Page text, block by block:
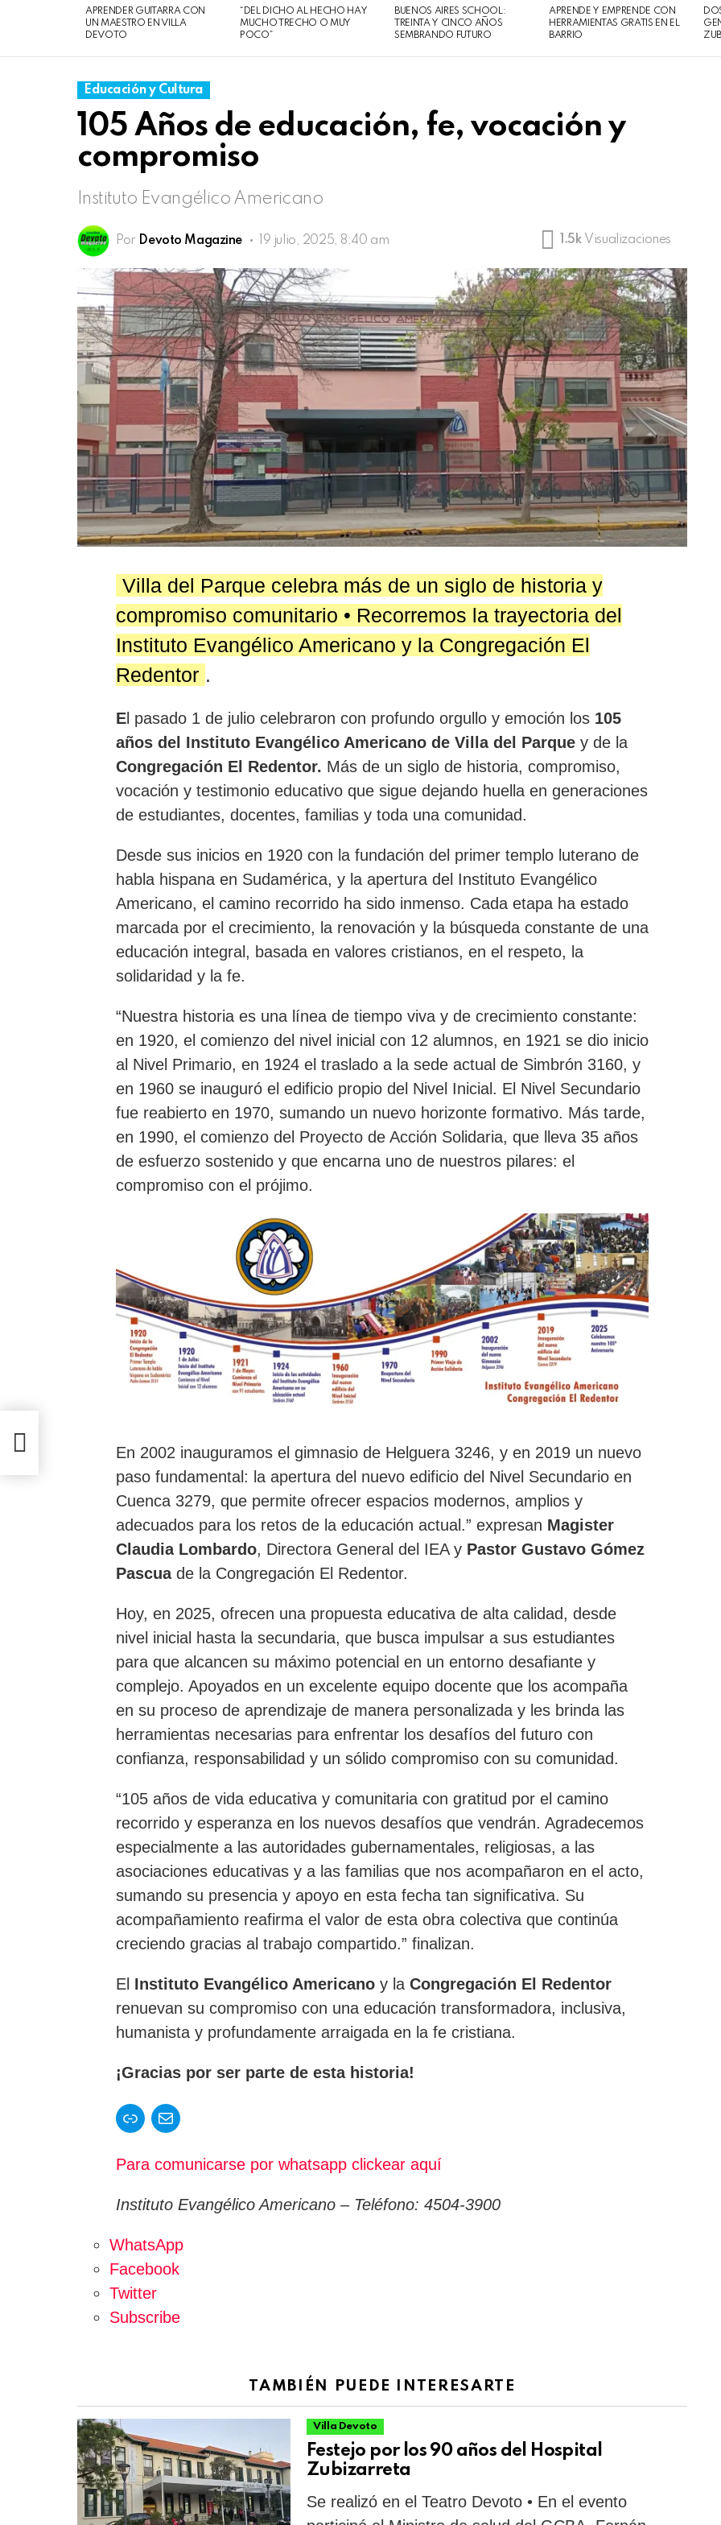
APRENDER GUITARRA CON
UN MAESTRO EN VILLA
DEVOTO
“DEL DICHO AL HECHO HAY
MUCHO TRECHO O MUY
POCO”
BUENOS AIRES SCHOOL:
TREINTA Y CINCO AÑOS
SEMBRANDO FUTURO
APRENDE Y EMPRENDE CON
HERRAMIENTAS GRATIS EN EL
BARRIO
Educación y Cultura
105 Años de educación, fe, vocación y
compromiso
Instituto Evangélico Americano
Por Devoto Magazine 19 julio, 2025, 8:40 am 1.5k Visualizaciones
Villa del Parque celebra más de un siglo de historia y
compromiso comunitario • Recorremos la trayectoria del
Instituto Evangélico Americano y la Congregación El
Redentor .
El pasado 1 de julio celebraron con profundo orgullo y emoción los 105
años del Instituto Evangélico Americano de Villa del Parque y de la
Congregación El Redentor. Más de un siglo de historia, compromiso,
vocación y testimonio educativo que sigue dejando huella en generaciones
de estudiantes, docentes, familias y toda una comunidad.
Desde sus inicios en 1920 con la fundación del primer templo luterano de
habla hispana en Sudamérica, y la apertura del Instituto Evangélico
Americano, el camino recorrido ha sido inmenso. Cada etapa ha estado
marcada por el crecimiento, la renovación y la búsqueda constante de una
educación integral, basada en valores cristianos, en el respeto, la
solidaridad y la fe.
“Nuestra historia es una línea de tiempo viva y de crecimiento constante:
en 1920, el comienzo del nivel inicial con 12 alumnos, en 1921 se dio inicio
al Nivel Primario, en 1924 el traslado a la sede actual de Simbrón 3160, y
en 1960 se inauguró el edificio propio del Nivel Inicial. El Nivel Secundario
fue reabierto en 1970, sumando un nuevo horizonte formativo. Más tarde,
en 1990, el comienzo del Proyecto de Acción Solidaria, que lleva 35 años
de esfuerzo sostenido y que encarna uno de nuestros pilares: el
compromiso con el prójimo.
En 2002 inauguramos el gimnasio de Helguera 3246, y en 2019 un nuevo
paso fundamental: la apertura del nuevo edificio del Nivel Secundario en
Cuenca 3279, que permite ofrecer espacios modernos, amplios y
adecuados para los retos de la educación actual.” expresan Magister
Claudia Lombardo, Directora General del IEA y Pastor Gustavo Gómez
Pascua de la Congregación El Redentor.
Hoy, en 2025, ofrecen una propuesta educativa de alta calidad, desde
nivel inicial hasta la secundaria, que busca impulsar a sus estudiantes
para que alcancen su máximo potencial en un entorno desafiante y
complejo. Apoyados en un excelente equipo docente que los acompaña
en su proceso de aprendizaje de manera personalizada y les brinda las
herramientas necesarias para enfrentar los desafíos del futuro con
confianza, responsabilidad y un sólido compromiso con su comunidad.
“105 años de vida educativa y comunitaria con gratitud por el camino
recorrido y esperanza en los nuevos desafíos que vendrán. Agradecemos
especialmente a las autoridades gubernamentales, religiosas, a las
asociaciones educativas y a las familias que nos acompañaron en el acto,
sumando su presencia y apoyo en esta fecha tan significativa. Su
acompañamiento reafirma el valor de esta obra colectiva que continúa
creciendo gracias al trabajo compartido.” finalizan.
El Instituto Evangélico Americano y la Congregación El Redentor
renuevan su compromiso con una educación transformadora, inclusiva,
humanista y profundamente arraigada en la fe cristiana.
¡Gracias por ser parte de esta historia!
Enlace Correo electrónico
Para comunicarse por whatsapp clickear aquí
Instituto Evangélico Americano – Teléfono: 4504-3900
WhatsApp
Facebook
Twitter
Subscribe
TAMBIÉN PUEDE INTERESARTE
Villa Devoto
Festejo por los 90 años del Hospital
Zubizarreta
Se realizó en el Teatro Devoto • En el evento
agosto
de